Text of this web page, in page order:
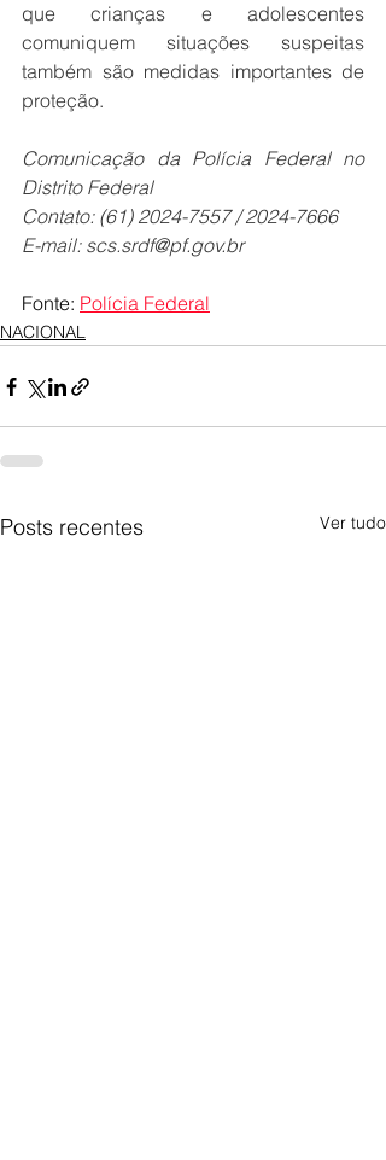
que crianças e adolescentes
comuniquem situações suspeitas
também são medidas importantes de
proteção.
Comunicação da Polícia Federal no
Distrito Federal
Contato: (61) 2024-7557 / 2024-7666
E-mail: scs.srdf@pf.gov.br
Fonte: Polícia Federal
NACIONAL
Posts recentes Ver tudo